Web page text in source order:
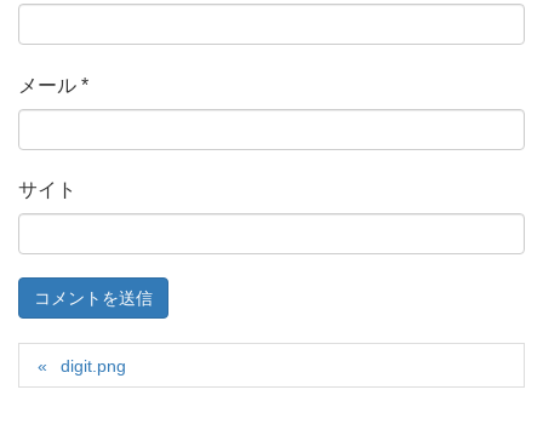
メール *
サイト
digit.png